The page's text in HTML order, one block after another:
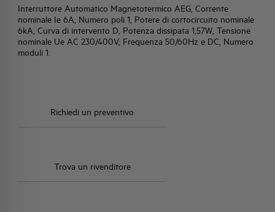
Interruttore Automatico Magnetotermico AEG, Corrente
nominale Ie 6A, Numero poli 1, Potere di cortocircuito nominale
6kA, Curva di intervento D, Potenza dissipata 1,57W, Tensione
nominale Ue AC 230/400V, Frequenza 50/60Hz e DC, Numero
moduli 1.
Richiedi un preventivo
Trova un rivenditore